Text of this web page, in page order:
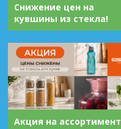
Снижение цен на
кувшины из стекла!
Акция на ассортимент